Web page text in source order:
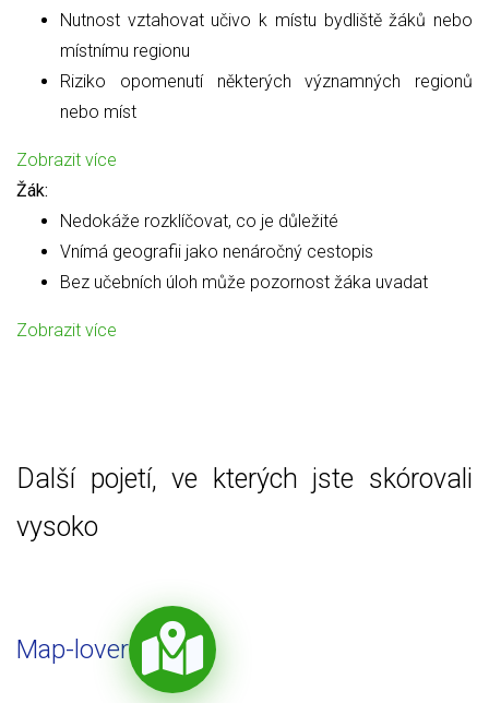
Nutnost vztahovat učivo k místu bydliště žáků nebo
místnímu regionu
Riziko opomenutí některých významných regionů
nebo míst
Zobrazit více
Žák:
Nedokáže rozklíčovat, co je důležité
Vnímá geografii jako nenáročný cestopis
Bez učebních úloh může pozornost žáka uvadat
Zobrazit více
Další pojetí, ve kterých jste skórovali
vysoko
Map-lover